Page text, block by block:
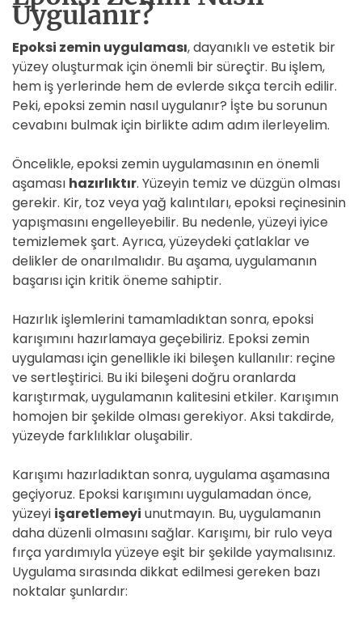
Uygulanır?
Epoksi zemin uygulaması, dayanıklı ve estetik bir
yüzey oluşturmak için önemli bir süreçtir. Bu işlem,
hem iş yerlerinde hem de evlerde sıkça tercih edilir.
Peki, epoksi zemin nasıl uygulanır? İşte bu sorunun
cevabını bulmak için birlikte adım adım ilerleyelim.
Öncelikle, epoksi zemin uygulamasının en önemli
aşaması hazırlıktır. Yüzeyin temiz ve düzgün olması
gerekir. Kir, toz veya yağ kalıntıları, epoksi reçinesinin
yapışmasını engelleyebilir. Bu nedenle, yüzeyi iyice
temizlemek şart. Ayrıca, yüzeydeki çatlaklar ve
delikler de onarılmalıdır. Bu aşama, uygulamanın
başarısı için kritik öneme sahiptir.
Hazırlık işlemlerini tamamladıktan sonra, epoksi
karışımını hazırlamaya geçebiliriz. Epoksi zemin
uygulaması için genellikle iki bileşen kullanılır: reçine
ve sertleştirici. Bu iki bileşeni doğru oranlarda
karıştırmak, uygulamanın kalitesini etkiler. Karışımın
homojen bir şekilde olması gerekiyor. Aksi takdirde,
yüzeyde farklılıklar oluşabilir.
Karışımı hazırladıktan sonra, uygulama aşamasına
geçiyoruz. Epoksi karışımını uygulamadan önce,
yüzeyi işaretlemeyi unutmayın. Bu, uygulamanın
daha düzenli olmasını sağlar. Karışımı, bir rulo veya
fırça yardımıyla yüzeye eşit bir şekilde yaymalısınız.
Uygulama sırasında dikkat edilmesi gereken bazı
noktalar şunlardır: